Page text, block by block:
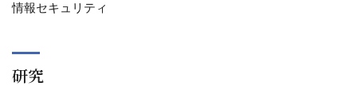
情報セキュリティ
研究